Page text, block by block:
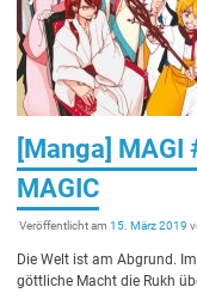
[Manga] MAGI
MAGIC
Veröffentlicht am15. März 2019
Die Welt ist am Abgrund.
göttliche Macht die Rukh